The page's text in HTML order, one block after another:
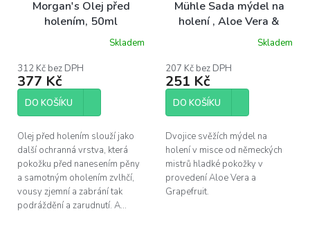
Morgan's Olej před
holením, 50ml
Skladem
312 Kč bez DPH
377 Kč
DO KOŠÍKU
Olej před holením slouží jako
další ochranná vrstva, která
pokožku před nanesením pěny
a samotným oholením zvlhčí,
vousy zjemní a zabrání tak
podráždění a zarudnutí. A...
Mühle Sada mýdel na
holení , Aloe Vera &
Grapefruit/Mint (2x65 g)
Skladem
207 Kč bez DPH
251 Kč
DO KOŠÍKU
Dvojice svěžích mýdel na
holení v misce od německých
mistrů hladké pokožky v
provedení Aloe Vera a
Grapefruit.